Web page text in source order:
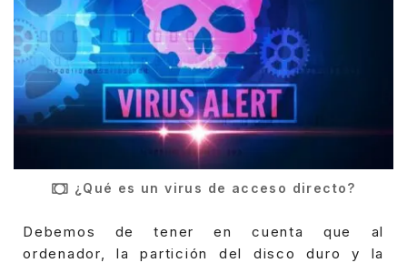
¿Qué es un virus de acceso directo?
Debemos de tener en cuenta que al
ordenador, la partición del disco duro y la